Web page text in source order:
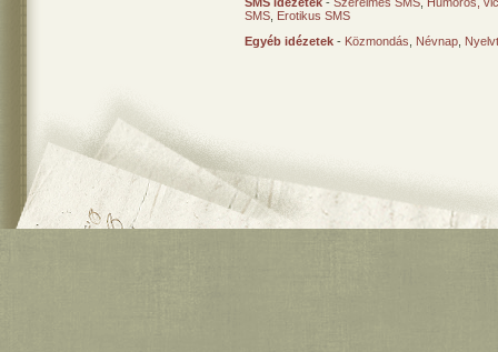
SMS Erotikus SMS
Egyéb idézetek - Közmondás Névnap